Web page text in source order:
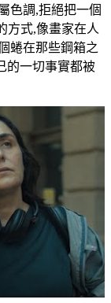
色調,拒絕把一個
方式,像畫家在人
蜷在那些鋼箱之
一切事實都被